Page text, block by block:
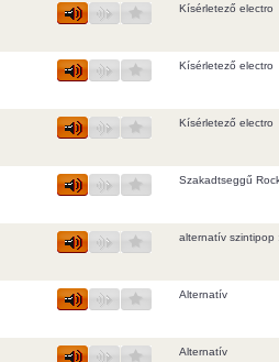
Kísérletező electro
Kísérletező electro
Kísérletező electro
Szakadtseggű
alternatív szintipop
Alternatív
Alternatív